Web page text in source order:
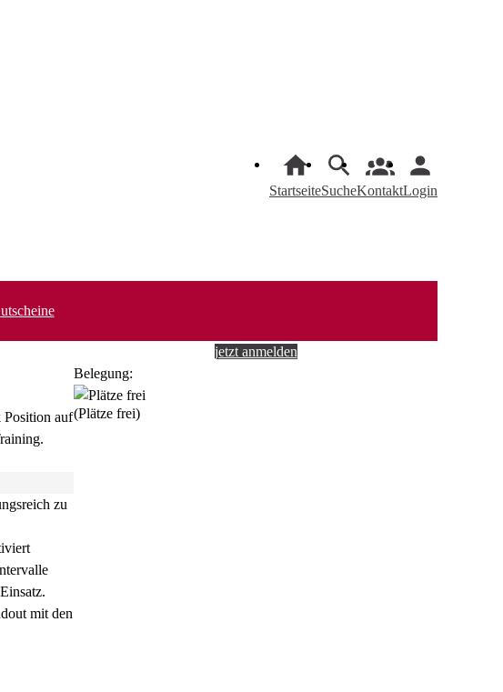
StartseiteSucheKontaktLogin
zu
mit den
jetzt anmelden
Belegung:
(Plätze frei)